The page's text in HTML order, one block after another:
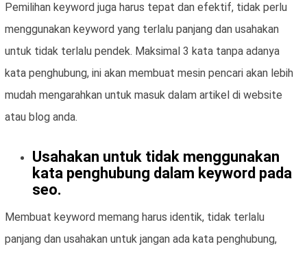
Pemilihan keyword juga harus tepat dan efektif, tidak perlu
menggunakan keyword yang terlalu panjang dan usahakan
untuk tidak terlalu pendek. Maksimal 3 kata tanpa adanya
kata penghubung, ini akan membuat mesin pencari akan lebih
mudah mengarahkan untuk masuk dalam artikel di website
atau blog anda.
Usahakan untuk tidak menggunakan
kata penghubung dalam keyword pada
seo.
Membuat keyword memang harus identik, tidak terlalu
panjang dan usahakan untuk jangan ada kata penghubung,